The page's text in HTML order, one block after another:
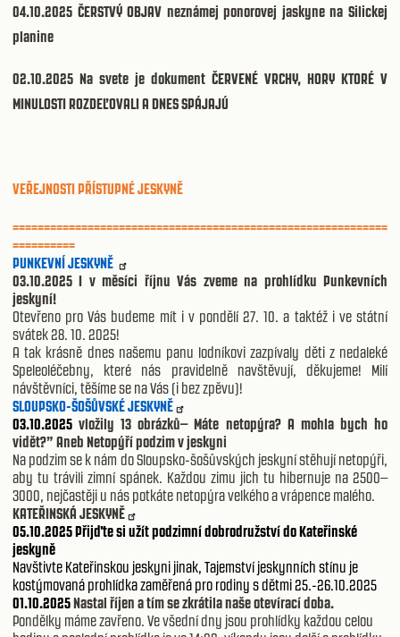
04.10.2025 ČERSTVÝ OBJAV neznámej ponorovej jaskyne na Silickej
planine
02.10.2025 Na svete je dokument ČERVENÉ VRCHY, HORY KTORÉ V
MINULOSTI ROZDEĽOVALI A DNES SPÁJAJÚ
VEŘEJNOSTI PŘÍSTUPNÉ JESKYNĚ
============================================================
==========
PUNKEVNÍ JESKYNĚ
03.10.2025 I v měsíci říjnu Vás zveme na prohlídku Punkevních
jeskyní!
Otevřeno pro Vás budeme mít i v pondělí 27. 10. a taktéž i ve státní
svátek 28. 10. 2025!
A tak krásně dnes našemu panu lodníkovi zazpívaly děti z nedaleké
Speleoléčebny, které nás pravidelně navštěvují, děkujeme! Milí
návštěvníci, těšíme se na Vás (i bez zpěvu)!
SLOUPSKO-ŠOŠŮVSKÉ JESKYNĚ
03.10.2025vložily 13 obrázků– Máte netopýra? A mohla bych ho
vidět?” Aneb Netopýří podzim v jeskyni
Na podzim se k nám do Sloupsko-šošůvských jeskyní stěhují netopýři,
aby tu trávili zimní spánek. Každou zimu jich tu hibernuje na 2500–
3000, nejčastěji u nás potkáte netopýra velkého a vrápence malého.
KATEŘINSKÁ JESKYNĚ
05.10.2025 Přijďte si užít podzimní dobrodružství do Kateřinské
jeskyně
Navštivte Kateřinskou jeskyni jinak, Tajemství jeskynních stínu je
kostýmovaná prohlídka zaměřená pro rodiny s dětmi 25.-26.10.2025
01.10.2025Nastal říjen a tím se zkrátila naše otevírací doba.
Pondělky máme zavřeno. Ve všední dny jsou prohlídky každou celou